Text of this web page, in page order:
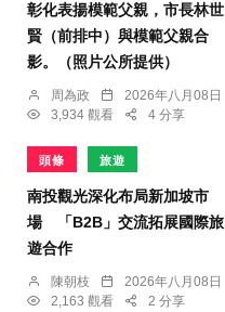
彰化表揚模範父親，市長林世
賢（前排中）與模範父親合
影。（照片公所提供）
周為政
2026年八月08日
3,934 觀看
4 分享
頭條 旅遊
南投觀光深化布局新加坡市
場 「B2B」交流拓展國際旅
遊合作
陳朝枝
2026年八月08日
2,163 觀看
2 分享